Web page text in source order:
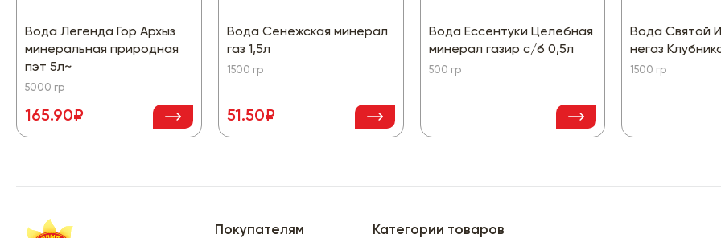
Вода Легенда Гор Архыз
минеральная природная
пэт 5л~
5000 гр
165.90₽
Вода Сенежская минерал
газ 1,5л
1500 гр
51.50₽
Вода Ессентуки Целебная
минерал газир с/б 0,5л
500 гр
Вода Святой
негаз
1500 гр
Покупателям Категории товаров